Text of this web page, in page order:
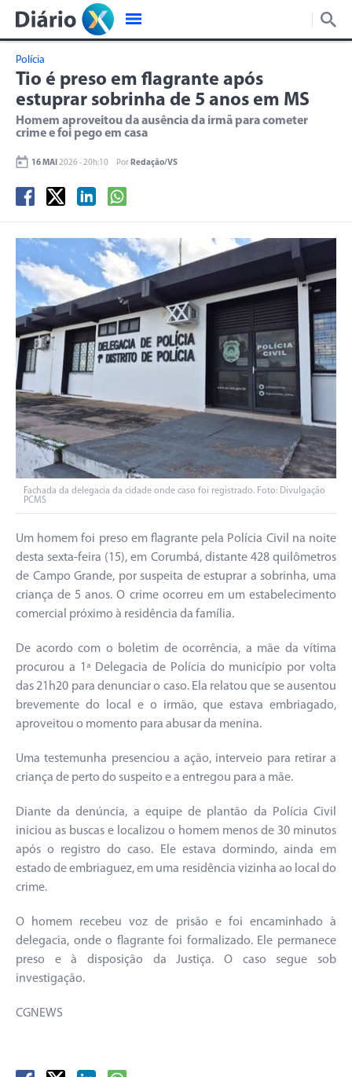
Polícia
Tio é preso em flagrante após
estuprar sobrinha de 5 anos em MS
Homem aproveitou da ausência da irmã para cometer
crime e foi pego em casa
16 MAI 2026 - 20h:10 Por Redação/VS
Fachada da delegacia da cidade onde caso foi registrado. Foto: Divulgação
PCMS
Um homem foi preso em flagrante pela Polícia Civil na noite
desta sexta-feira (15), em Corumbá, distante 428 quilômetros
de Campo Grande, por suspeita de estuprar a sobrinha, uma
criança de 5 anos. O crime ocorreu em um estabelecimento
comercial próximo à residência da família.
De acordo com o boletim de ocorrência, a mãe da vítima
procurou a 1ª Delegacia de Polícia do município por volta
das 21h20 para denunciar o caso. Ela relatou que se ausentou
brevemente do local e o irmão, que estava embriagado,
aproveitou o momento para abusar da menina.
Uma testemunha presenciou a ação, interveio para retirar a
criança de perto do suspeito e a entregou para a mãe.
Diante da denúncia, a equipe de plantão da Polícia Civil
iniciou as buscas e localizou o homem menos de 30 minutos
após o registro do caso. Ele estava dormindo, ainda em
estado de embriaguez, em uma residência vizinha ao local do
crime.
O homem recebeu voz de prisão e foi encaminhado à
delegacia, onde o flagrante foi formalizado. Ele permanece
preso e à disposição da Justiça. O caso segue sob
investigação.
CGNEWS